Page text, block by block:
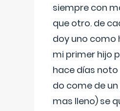
siempre con
que otro. de
doy uno como
mi primer hijo
hace días noto
do come de
mas lleno) se